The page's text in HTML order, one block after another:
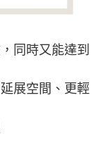
同時又能達到
展空間、更輕